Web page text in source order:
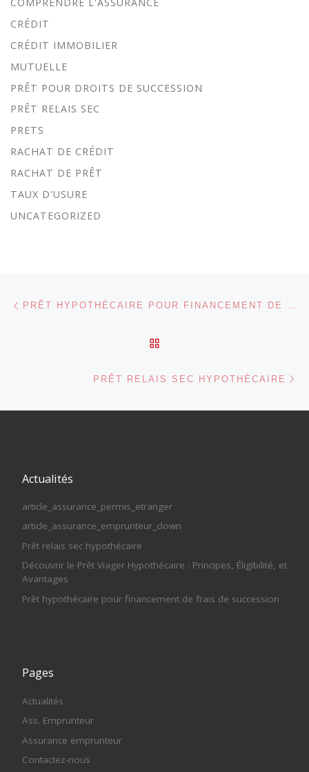
CRÉDIT
CRÉDIT IMMOBILIER
MUTUELLE
PRÊT POUR DROITS DE SUCCESSION
PRÊT RELAIS SEC
PRETS
RACHAT DE CRÉDIT
RACHAT DE PRÊT
TAUX D'USURE
UNCATEGORIZED
Parcourir les articles
PRÊT RELAIS SEC HYPOTHÉCAIRE
Actualités
article_assurance_permis_etranger
article_assurance_emprunteur_clown
Prêt relais sec hypothécaire
Découvrir le Prêt Viager Hypothécaire : Principes, Éligibilité, et
Avantages
Prêt hypothécaire pour financement de frais de succession
Pages
Actualités
Ass. Emprunteur
Assurance emprunteur
Contactez-nous